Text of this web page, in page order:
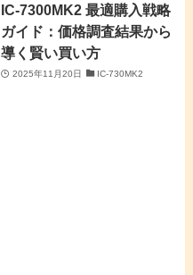
IC-7300MK2 最適購入戦略
ガイド：価格調査結果から
導く賢い買い方
2025年11月20日 IC-730MK2